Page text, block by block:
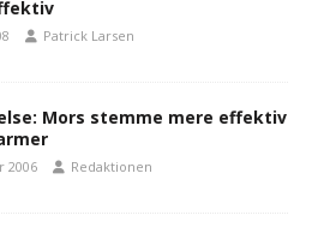
Patrick Larsen
Mors stemme mere effektiv
2006 Redaktionen